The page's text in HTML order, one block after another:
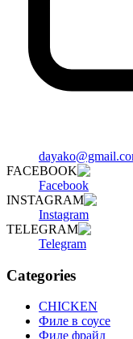
FACEBOOK
Facebook
INSTAGRAM
Instagram
TELEGRAM
Telegram
Categories
CHICKEN
Филе в соусе
Филе фрайд